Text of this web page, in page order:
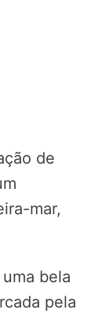
de
mar,
bela
pela